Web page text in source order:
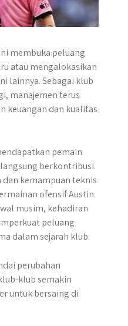
membuka peluang
atau mengalokasikan
lainnya. Sebagai klub
manajemen terus
keuangan dan kualitas
pemain
berkontribusi.
kemampuan teknis
ofensif Austin.
musim, kehadiran
peluang
dalam sejarah klub.
perubahan
klub semakin
untuk bersaing di